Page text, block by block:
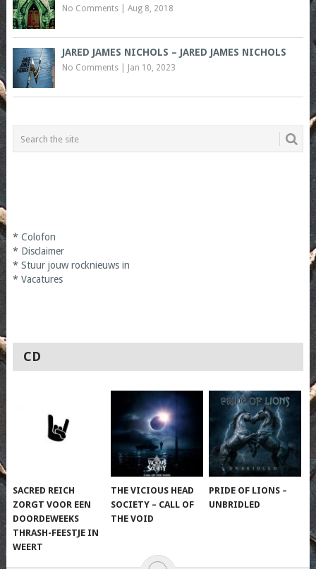
No Comments| Aug 8, 2018
JARED JAMES NICHOLS – JARED JAMES NICHOLS
No Comments| Jan 10, 2023
* Colofon
* Disclaimer
* Stuur jouw rocknieuws in
* Vacatures
CD
SACRED REICH
ZORGT VOOR EEN
DOORDEWEEKS
THRASH-FEESTJE IN
WEERT
THE VICIOUS HEAD
SOCIETY – CALL OF
THE VOID
PRIDE OF LIONS –
UNBRIDLED